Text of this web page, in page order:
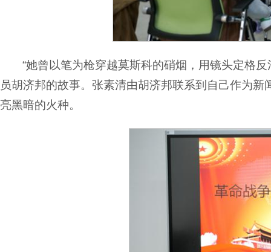
“她曾以笔为枪穿越莫斯科的硝烟，用镜头定格
员胡济邦的故事。张素清由胡济邦联系到自己作为
亮黑暗的火种。